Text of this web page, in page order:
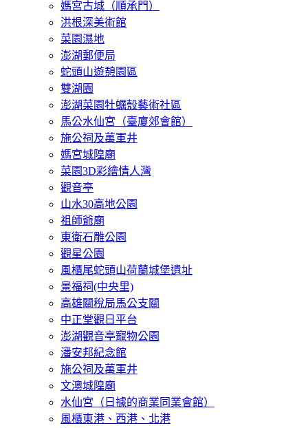
媽宮古城（順承門）
洪根深美術館
菜園濕地
澎湖郵便局
蛇頭山遊憩園區
雙湖園
澎湖菜園牡蠣殼藝術社區
馬公水仙宮（臺廈郊會館）
施公祠及萬軍井
媽宮城隍廟
菜園3D彩繪情人灣
觀音亭
山水30高地公園
祖師爺廟
東衛石雕公園
觀星公園
風櫃尾蛇頭山荷蘭城堡遺址
景福祠(中央里)
高雄關稅局馬公支關
中正堂觀日平台
澎湖觀音亭寵物公園
潘安邦紀念館
施公祠及萬軍井
文澳城隍廟
水仙宮（日據的商業同業會館）
風櫃東港、西港、北港